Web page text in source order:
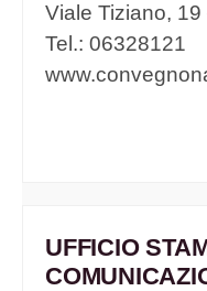
Viale Tiziano,
Tel.: 06328121
UFFICIO